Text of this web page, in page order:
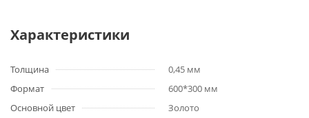
Характеристики
Толщина
0,45 мм
Формат
600*300 мм
Основной цвет
Золото